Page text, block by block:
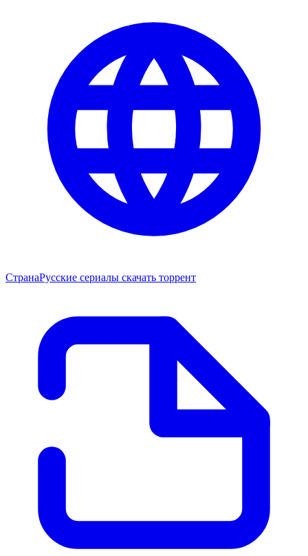
СтранаРусские сериалы скачать торрент